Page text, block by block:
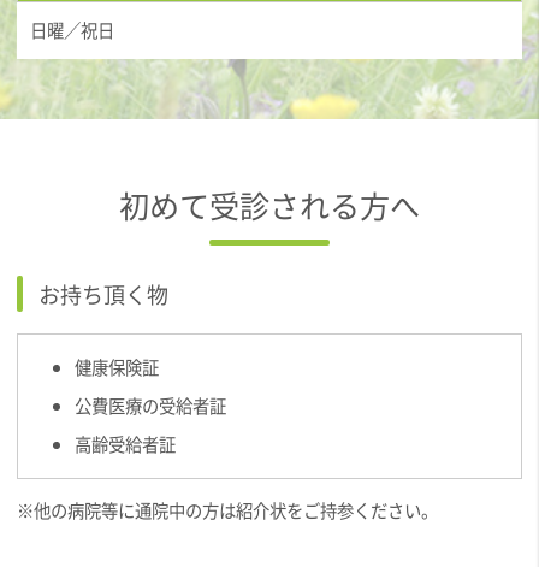
日曜／祝日
初めて受診される方へ
お持ち頂く物
健康保険証
公費医療の受給者証
高齢受給者証
※他の病院等に通院中の方は紹介状をご持参ください。